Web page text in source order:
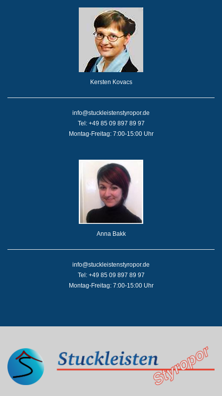
Kersten Kovacs
info@stuckleistenstyropor.de
Tel: +49 85 09 897 89 97
Montag-Freitag: 7:00-15:00 Uhr
Anna Bakk
info@stuckleistenstyropor.de
Tel: +49 85 09 897 89 97
Montag-Freitag: 7:00-15:00 Uhr